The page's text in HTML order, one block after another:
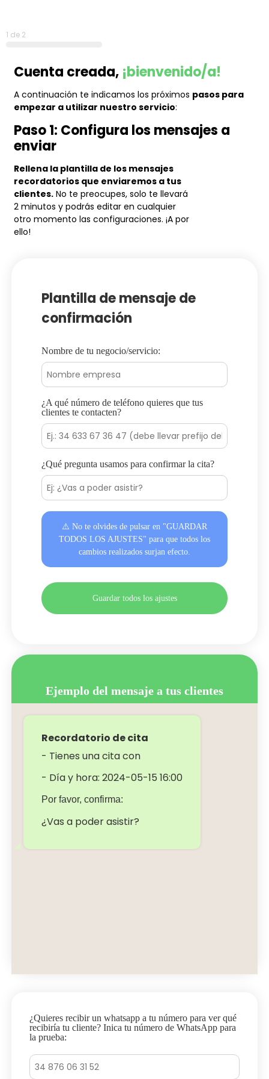
1 de 2
Cuenta creada, ¡bienvenido/a!
A continuación te indicamos los próximos pasos para
empezar a utilizar nuestro servicio:
Paso 1: Configura los mensajes a
enviar
Rellena la plantilla de los mensajes
recordatorios que enviaremos a tus
clientes. No te preocupes, solo te llevará
2 minutos y podrás editar en cualquier
otro momento las configuraciones. ¡A por
ello!
Plantilla de mensaje de
confirmación
Nombre de tu negocio/servicio:
¿A qué número de teléfono quieres que tus
clientes te contacten?
¿Qué pregunta usamos para confirmar la cita?
⚠️ No te olvides de pulsar en "GUARDAR
TODOS LOS AJUSTES" para que todos los
cambios realizados surjan efecto.
Guardar todos los ajustes
Ejemplo del mensaje a tus clientes
Recordatorio de cita
- Tienes una cita con
- Día y hora: 2024-05-15 16:00
Por favor, confirma:
¿Vas a poder asistir?
¿Quieres recibir un whatsapp a tu número para ver qué
recibiría tu cliente? Inica tu número de WhatsApp para
la prueba: